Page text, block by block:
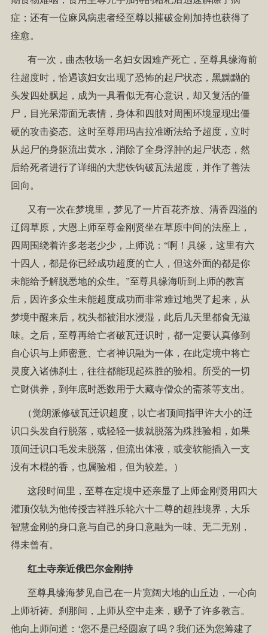
症；还有一位麻风病患者经至尊以摧破金刚加持也获得了
痊愈。
有一次，曲杰牧场一名妇女因难产死亡，至尊具缘海前
往超度时，恰遇该妇女出现了恐怖的起尸状态，黑黝黝的
头发四处飘起，成为一具看似无有心意识，却又复活的僵
尸，目光呆滞面无表情，身体和四肢对周围环境显现出僵
硬的攻击姿态。这时至尊用玛吉拉准断法给予超度，立时
从起尸的身躯流出黄水，消除了全身浮肿的起尸状态，然
后给死者进行了详细的大悲铁钩破瓦法超度，并作了善法
回向。
又有一次在梦境里，梦见了一片百花齐放、清香四溢的
辽阔草原，大恩上师至尊金刚贤坐在草原中间的法座上，
四周围绕着许多老老少少，上师说：“啊！具缘，这里有六
十四人，都是你已经成功超度的亡人，但这外面的都是你
未能给予解脱悉地的众生。”至尊具缘海听到上师的教言
后，因许多众生未能超度成功而非常难过地哭了起来，从
梦境中醒来后，枕头都被泪水浸湿，此后几天里都食无滋
味。之后，至尊再给亡者破瓦迁识时，都一定要认真修到
自心识与上师密意、亡者神识融为一体，在此定境中将亡
灵度入诸佛刹土，往往都能现起殊胜的验相。所受的一切
亡财供养，到年底时悉数用于大藏寺僧众的斋茶等支出。
（觉朗派修破瓦迁识超度，以亡者顶间指甲许大小的迁
识口头发自行脱落，或轻轻一拔就脱落为殊胜验相，如果
顶间迁识口毛发未脱落，但流出体液，或变软能插入一支
没有木棍的香，也属验相，但为较差。）
这段时间里，至尊在定境中还亲显了上师金刚贤用四大
灌顶仪轨为他传授吉祥胜乐轮六十二尊的超胜境界，大乐
智慧金刚的身口意与自己的身口意融为一味、无二无别，
得未曾有。
红土寺亲近俄巴尔金刚持
至尊具缘海梦见自己在一片宽阔大地的山丘边，一心向
上师祈祷。刹那间，上师从空中走来，赐予了许多教言。
他向上师问道：‘您不是已经圆寂了吗？我们还为您筹建了